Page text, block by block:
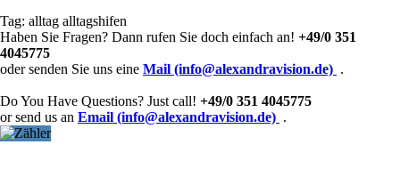
Tag: alltag alltagshifen
Haben Sie Fragen? Dann rufen Sie doch einfach an! +49/0 351
4045775
oder senden Sie uns eine Mail (info@alexandravision.de) .
Do You Have Questions? Just call! +49/0 351 4045775
or send us an Email (info@alexandravision.de) .